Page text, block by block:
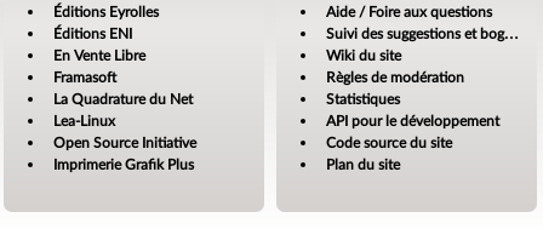
Éditions Eyrolles
Éditions ENI
En Vente Libre
Framasoft
La Quadrature du Net
Lea-Linux
Open Source Initiative
Imprimerie Grafik Plus
Aide / Foire aux questions
Suivi des suggestions et bogues
Wiki du site
Règles de modération
Statistiques
API pour le développement
Code source du site
Plan du site